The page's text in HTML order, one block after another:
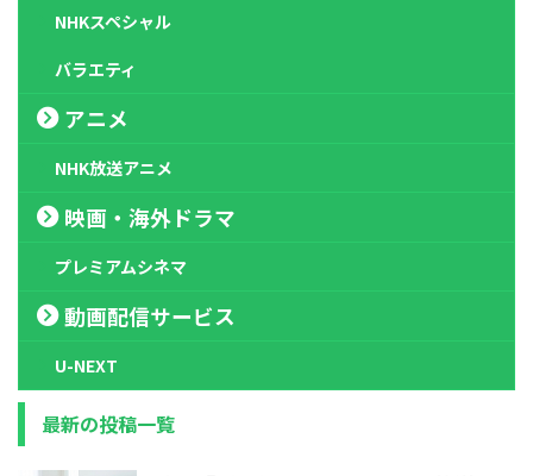
NHKスペシャル
バラエティ
アニメ
NHK放送アニメ
映画・海外ドラマ
プレミアムシネマ
動画配信サービス
U-NEXT
最新の投稿一覧